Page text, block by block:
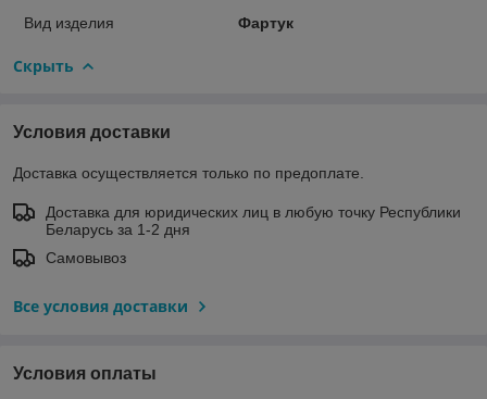
Вид изделия
Фартук
Скрыть
Условия доставки
Доставка осуществляется только по предоплате.
Доставка для юридических лиц в любую точку Республики
Беларусь за 1-2 дня
Самовывоз
Все условия доставки
Условия оплаты